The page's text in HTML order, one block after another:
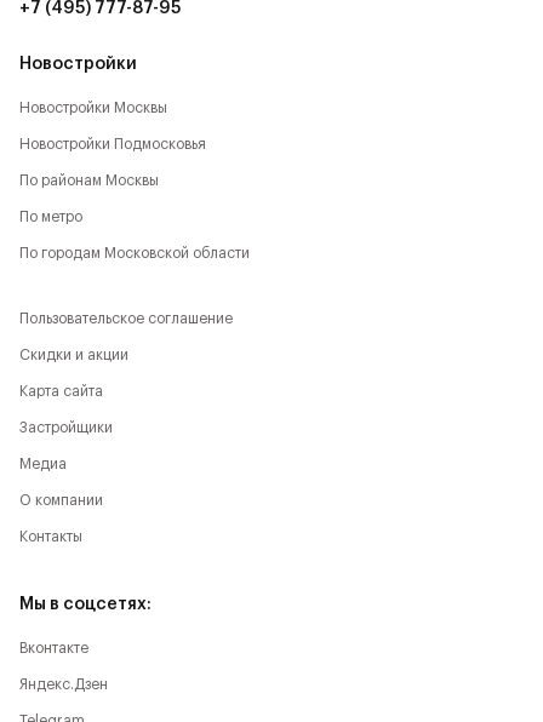
Новостройки
Новостройки Москвы
Новостройки Подмосковья
По районам Москвы
По метро
По городам Московской области
+7 (495) 777-87-95
Пользовательское соглашение
Скидки и акции
Карта сайта
Застройщики
Медиа
О компании
Контакты
Мы в соцсетях:
Вконтакте
Яндекс.Дзен